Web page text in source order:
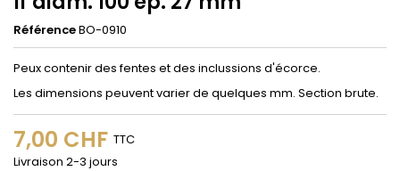
RéférenceBO-0910
Peux contenir des fentes et des inclussions d'écorce.
Les dimensions peuvent varier de quelques mm. Section brute.
7,00 CHF TTC
Livraison 2-3 jours